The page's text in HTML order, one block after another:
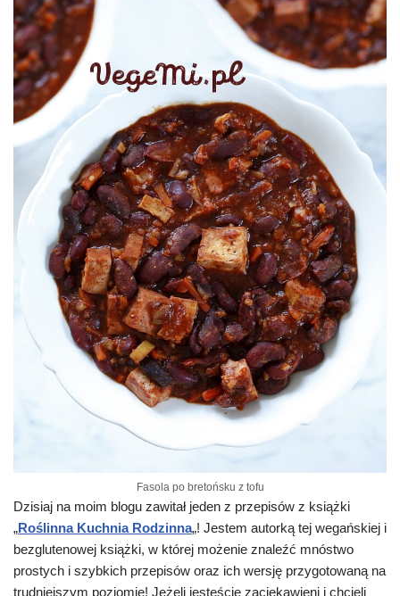
Fasola po bretońsku z tofu
Dzisiaj na moim blogu zawitał jeden z przepisów z książki
„Roślinna Kuchnia Rodzinna„! Jestem autorką tej wegańskiej i
bezglutenowej książki, w której możenie znaleźć mnóstwo
prostych i szybkich przepisów oraz ich wersję przygotowaną na
trudniejszym poziomie! Jeżeli jesteście zaciekawieni i chcieli